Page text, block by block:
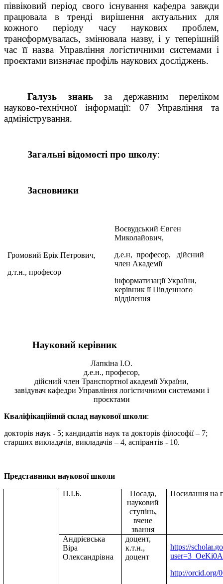
піввіковий період свого існування кафедра завжди
працювала в тренді вирішення актуальних для
кожного періоду часу наукових проблем,
трансформувалась, змінювала назву, і у теперішній
час її назва Управління логістичними системами і
проєктами визначає профіль наукових досліджень.
Галузь знаньза державним переліком
науково-технічної інформації: 07 Управління та
адміністрування.
Загальні відомості про школу:
Засновники
Громовий Ерік Петрович,
д.т.н., професор
Воєвудський Євген
Миколайович,
д.е.н, професор, дійсний
член Академії
інформатизації України,
керівник її Південного
відділення
Науковий керівник
Лапкіна І.О.
д.е.н., професор,
дійсний член Транспортної академії України,
завідувач кафедри Управління логістичними системами і
проєктами
Кваліфікаційний склад наукової школи:
докторів наук - 5; кандидатів наук та докторів філософії – 7;
старших викладачів, викладачів – 4, аспірантів - 10.
Представники наукової школи
П.І.Б.
Посада,
науковий
ступінь,
вчене
звання
Посилання на
Андрієвська
Віра
Олександрівна
доцент,
к.т.н.,
доцент
https://scholar.
user=3_OeKi0
http://orcid.org/